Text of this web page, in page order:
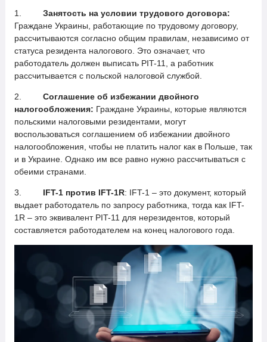
1. Занятость на условии трудового договора:
Граждане Украины, работающие по трудовому договору,
рассчитываются согласно общим правилам, независимо от
статуса резидента налогового. Это означает, что
работодатель должен выписать PIT-11, а работник
рассчитывается с польской налоговой службой.
2. Соглашение об избежании двойного
налогообложения: Граждане Украины, которые являются
польскими налоговыми резидентами, могут
воспользоваться соглашением об избежании двойного
налогообложения, чтобы не платить налог как в Польше, так
и в Украине. Однако им все равно нужно рассчитываться с
обеими странами.
3. IFT-1 против IFT-1R: IFT-1 – это документ, который
выдает работодатель по запросу работника, тогда как IFT-
1R – это эквивалент PIT-11 для нерезидентов, который
составляется работодателем на конец налогового года.